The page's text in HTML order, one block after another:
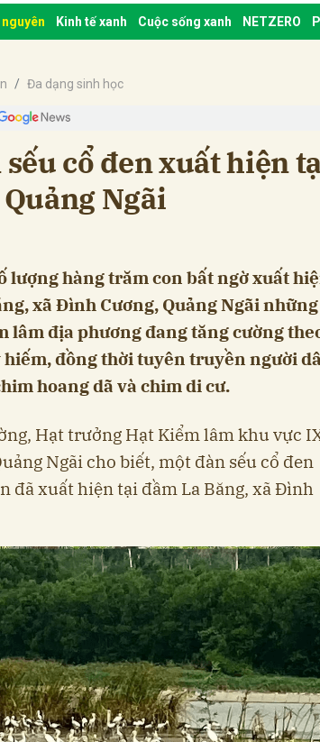
Kinh tế xanh Cuộc sống xanh NETZERO
Đa dạng sinh học
cổ đen xuất hiện
Ngãi
lượng hàng trăm con bất ngờ xuất
xã Đình Cương, Quảng Ngãi những
lâm địa phương đang tăng cường
hiếm, đồng thời tuyên truyền người
hoang dã và chim di cư.
Hạt trưởng Hạt Kiểm lâm khu vực
Ngãi cho biết, một đàn sếu cổ đen
đã xuất hiện tại đầm La Băng, xã Đình